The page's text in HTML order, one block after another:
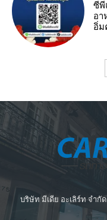
ซีพี
อา
อิ่ม
บริษัท มีเดีย อะเลิร์ท จำกั